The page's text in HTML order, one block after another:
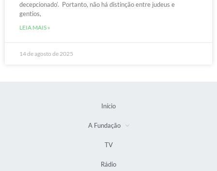
decepcionado’. Portanto, não há distinção entre judeus e
gentios,
LEIA MAIS »
14 de agosto de 2025
Início
A Fundação
TV
Rádio